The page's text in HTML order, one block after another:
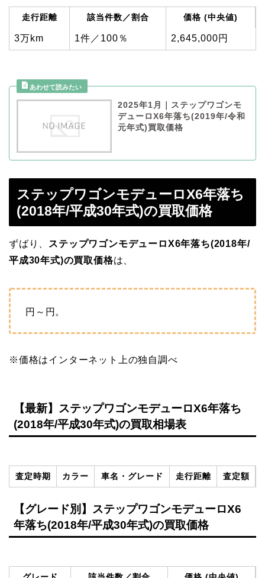
走行距離 該当件数／割合 価格 (中央値)
3万km 1件／100％ 2,645,000円
2025年1月｜ステップワゴンモ
デューロX6年落ち(2019年/令和
元年式)買取価格
ステップワゴンモデューロX6年落ち
(2018年/平成30年式)の買取価格
ずばり、
ステップワゴンモデューロX6年落ち(2018年/
平成30年式)の買取価格は、
円～ 円。
※価格はインターネット上の独自調べ
【最新】ステップワゴンモデューロX6年落ち
(2018年/平成30年式)の買取相場表
査定時期 カラー 車名・グレード 走行距離 査定額
【グレード別】ステップワゴンモデューロX6
年落ち(2018年/平成30年式)の買取価格